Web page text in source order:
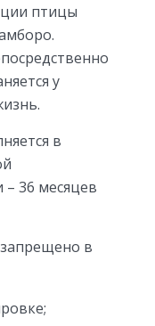
птицы
у
в
– 36 месяцев
в